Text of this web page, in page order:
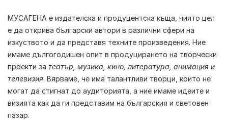
МУСАГЕНА е издателска и продуцентска къща, чиято цел
е да открива български автори в различни сфери на
изкуството и да представя техните произведения. Ние
имаме дългогодишен опит в продуцирането на творчески
проекти за театър, музика, кино, литература, анимация и
телевизия. Вярваме, че има талантливи творци, които не
могат да стигнат до аудиторията, а ние имаме идеите и
визията как да ги представим на българския и световен
пазар.